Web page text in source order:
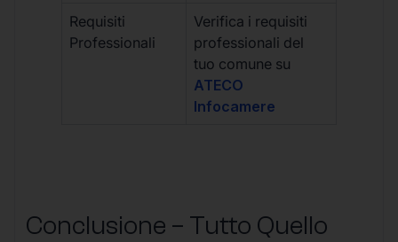
Requisiti
Professionali
Verifica i requisiti
professionali del
tuo comune su
ATECO
Infocamere
Conclusione – Tutto Quello